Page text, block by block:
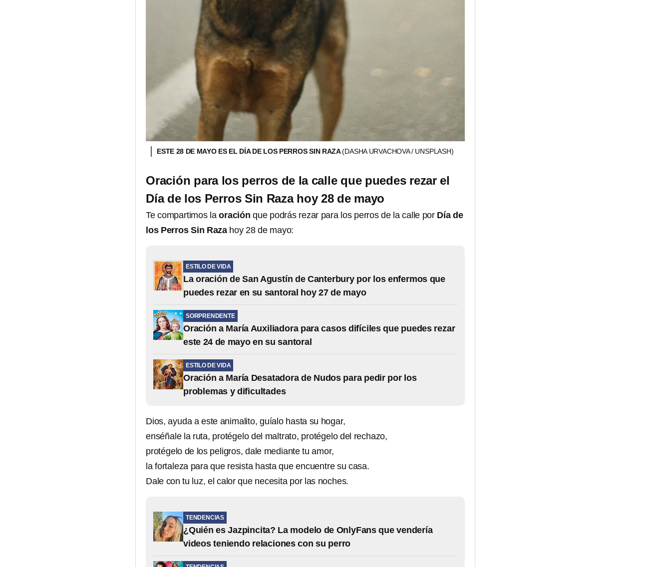
ESTE 28 DE MAYO ES EL DÍA DE LOS PERROS SIN RAZA(DASHA URVACHOVA / UNSPLASH)
Oración para los perros de la calle que puedes rezar el
Día de los Perros Sin Raza hoy 28 de mayo
Te compartimos laoración que podrás rezar para los perros de la calle por Día de
los Perros Sin Raza hoy 28 de mayo:
ESTILO DE VIDA
La oración de San Agustín de Canterbury por los enfermos que
puedes rezar en su santoral hoy 27 de mayo
SORPRENDENTE
Oración a María Auxiliadora para casos difíciles que puedes rezar
este 24 de mayo en su santoral
ESTILO DE VIDA
Oración a María Desatadora de Nudos para pedir por los
problemas y dificultades
Dios, ayuda a este animalito, guíalo hasta su hogar,
enséñale la ruta, protégelo del maltrato, protégelo del rechazo,
protégelo de los peligros, dale mediante tu amor,
la fortaleza para que resista hasta que encuentre su casa.
Dale con tu luz, el calor que necesita por las noches.
TENDENCIAS
¿Quién es Jazpincita? La modelo de OnlyFans que vendería
videos teniendo relaciones con su perro